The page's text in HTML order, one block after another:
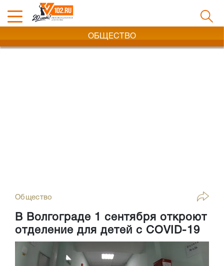
ОБЩЕСТВО
Общество
В Волгограде 1 сентября откроют
отделение для детей с COVID-19